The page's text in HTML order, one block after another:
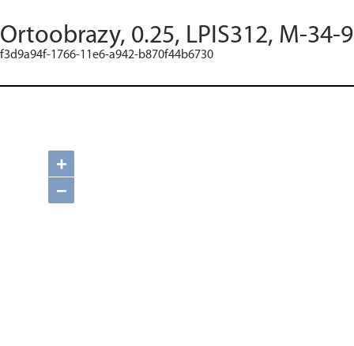
Ortoobrazy, 0.25, LPIS312, M-34-
f3d9a94f-1766-11e6-a942-b870f44b6730
+
−